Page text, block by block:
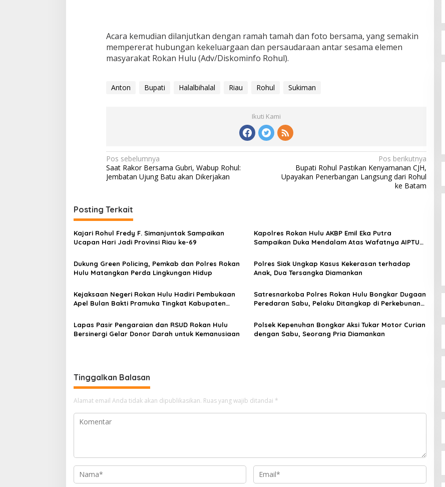
Acara kemudian dilanjutkan dengan ramah tamah dan foto bersama, yang semakin
mempererat hubungan kekeluargaan dan persaudaraan antar sesama elemen
masyarakat Rokan Hulu (Adv/Diskominfo Rohul).
Anton Bupati Halalbihalal Riau Rohul Sukiman
Ikuti Kami
Navigasi
pos
Pos sebelumnya
Saat Rakor Bersama Gubri, Wabup Rohul:
Jembatan Ujung Batu akan Dikerjakan
Pos berikutnya
Bupati Rohul Pastikan Kenyamanan CJH,
Upayakan Penerbangan Langsung dari Rohul
ke Batam
Posting Terkait
Kajari Rohul Fredy F. Simanjuntak Sampaikan
Ucapan Hari Jadi Provinsi Riau ke-69
Kapolres Rokan Hulu AKBP Emil Eka Putra
Sampaikan Duka Mendalam Atas Wafatnya AIPTU
Dukung Green Policing, Pemkab dan Polres Rokan
Hulu Matangkan Perda Lingkungan Hidup
Polres Siak Ungkap Kasus Kekerasan terhadap
Anak, Dua Tersangka Diamankan
Kejaksaan Negeri Rokan Hulu Hadiri Pembukaan
Apel Bulan Bakti Pramuka Tingkat Kabupaten
Satresnarkoba Polres Rokan Hulu Bongkar Dugaan
Peredaran Sabu, Pelaku Ditangkap di Perkebunan
Lapas Pasir Pengaraian dan RSUD Rokan Hulu
Bersinergi Gelar Donor Darah untuk Kemanusiaan
Polsek Kepenuhan Bongkar Aksi Tukar Motor Curian
dengan Sabu, Seorang Pria Diamankan
Tinggalkan Balasan
Alamat email Anda tidak akan dipublikasikan. Ruas yang wajib ditandai *